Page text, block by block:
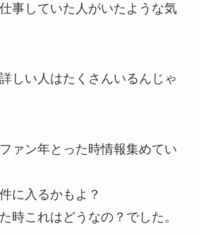
事していた人がいたような気
しい人はたくさんいるんじゃ
ァン年とった時情報集めてい
に入るかもよ？
時これはどうなの？でした。